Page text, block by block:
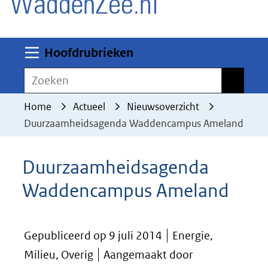
deze
worden
toegestaan
geweigerd.
Hoofdrubrieken
Zoeken
Home Actueel
Nieuwsoverzicht
Duurzaamheidsagenda Waddencampus Ameland
Duurzaamheidsagenda
Waddencampus Ameland
Gepubliceerd op 9 juli 2014
Energie,
Milieu, Overig
Aangemaakt door